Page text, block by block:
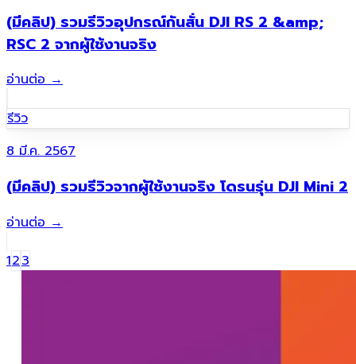
(มีคลิป) รวมรีวิวอุปกรณ์กันสั่น DJI RS 2 &amp;
RSC 2 จากผู้ใช้งานจริง
อ่านต่อ→
รีวิว
8 มี.ค. 2567
(มีคลิป) รวมรีวิวจากผู้ใช้งานจริง โดรนรุ่น DJI Mini 2
อ่านต่อ→
123